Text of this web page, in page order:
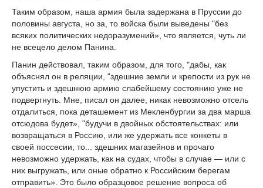
Таким образом, наша армия была задержана в Пруссии до
половины августа, но за, то войска были выведены "без
всяких политических недоразумений», что является, чуть ли
не всецело делом Панина.
Панин действовал, таким образом, для того, "дабы, как
объяснял он в реляции, "здешние земли и крепости из рук не
упустить и здешнюю армию слабейшему состоянию уже не
подвергнуть. Мне, писал он далее, никак невозможно отсель
отдалиться, пока деташемент из Мекленбургии за два марша
отсюдова будет», "будучи в двойных обстоятельствах: или
возвращаться в Россию, или же удержать все конкеты в
своей поссесии, то... здешних магазейнов и прочаго
невозможно удержать, как на судах, чтобы в случае — или с
них выгружать, или оные обратно к Российским берегам
отправить». Это было образцовое решение вопроса об